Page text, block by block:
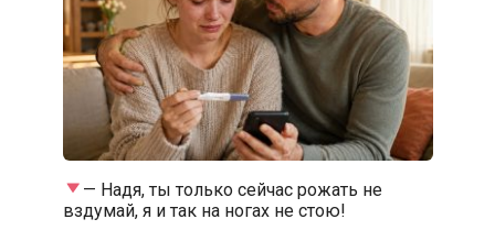
— Надя, ты только сейчас рожать не
вздумай, я и так на ногах не стою!